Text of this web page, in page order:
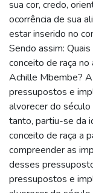
sua cor, credo,
ocorrência de sua
estar inserido no
Sendo assim:
conceito de raça
Achille Mbembe?
pressupostos e
alvorecer do
tanto, partiu-se da
conceito de raça a
compreender as
desses
pressupostos e